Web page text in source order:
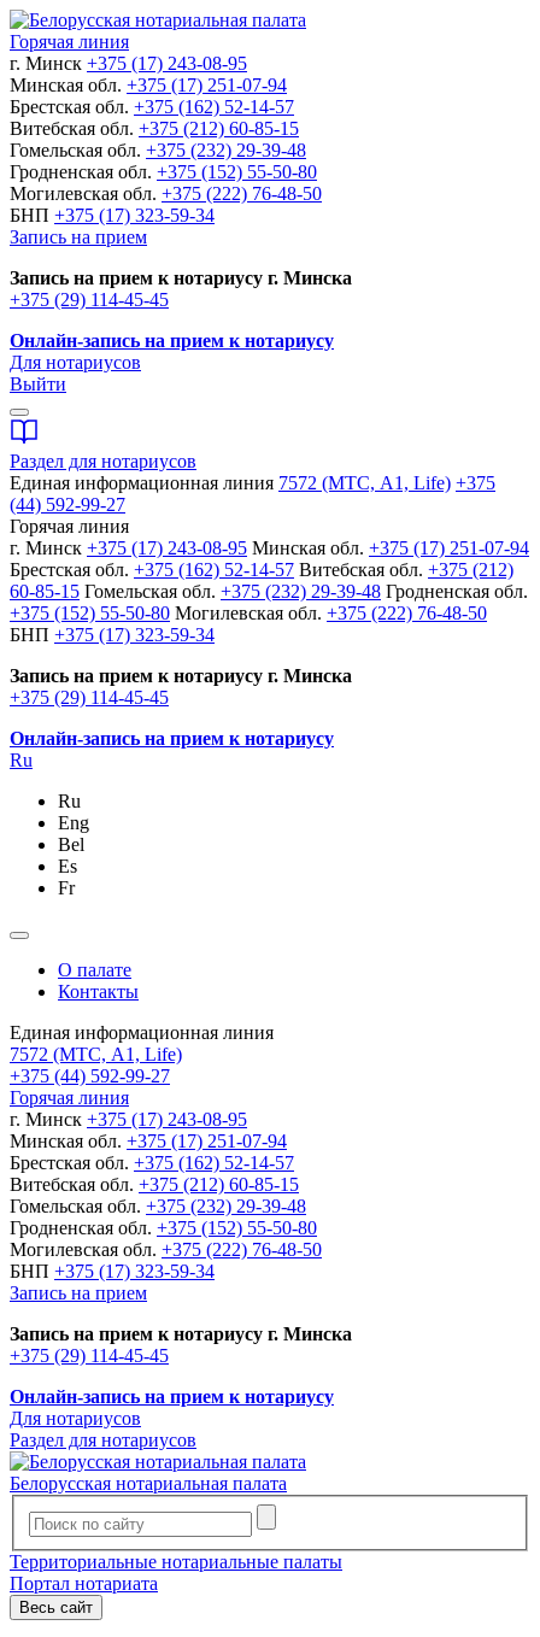
Горячая линия
г. Минск +375 (17) 243-08-95
Минская обл. +375 (17) 251-07-94
Брестская обл. +375 (162) 52-14-57
Витебская обл. +375 (212) 60-85-15
Гомельская обл. +375 (232) 29-39-48
Гродненская обл. +375 (152) 55-50-80
Могилевская обл. +375 (222) 76-48-50
БНП +375 (17) 323-59-34
Запись на прием
Запись на прием к нотариусу г. Минска
+375 (29) 114-45-45
Онлайн-запись на прием к нотариусу
Для нотариусов
Выйти
Раздел для нотариусов
Единая информационная линия 7572 (МТС, A1, Life) +375
(44) 592-99-27
Горячая линия
г. Минск +375 (17) 243-08-95 Минская обл. +375 (17) 251-07-94
Брестская обл. +375 (162) 52-14-57 Витебская обл. +375 (212)
60-85-15 Гомельская обл. +375 (232) 29-39-48 Гродненская обл.
+375 (152) 55-50-80 Могилевская обл. +375 (222) 76-48-50
БНП +375 (17) 323-59-34
Запись на прием к нотариусу г. Минска
+375 (29) 114-45-45
Онлайн-запись на прием к нотариусу
Ru
Ru
Eng
Bel
Es
Fr
О палате
Контакты
Единая информационная линия
7572 (МТС, A1, Life)
+375 (44) 592-99-27
Горячая линия
г. Минск +375 (17) 243-08-95
Минская обл. +375 (17) 251-07-94
Брестская обл. +375 (162) 52-14-57
Витебская обл. +375 (212) 60-85-15
Гомельская обл. +375 (232) 29-39-48
Гродненская обл. +375 (152) 55-50-80
Могилевская обл. +375 (222) 76-48-50
БНП +375 (17) 323-59-34
Запись на прием
Запись на прием к нотариусу г. Минска
+375 (29) 114-45-45
Онлайн-запись на прием к нотариусу
Для нотариусов
Раздел для нотариусов
Белорусская нотариальная палата
Территориальные нотариальные палаты
Портал нотариата
Весь сайт